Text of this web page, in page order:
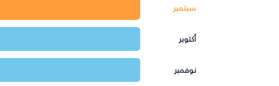
سبتمبر
أكتوبر
نوفمبر